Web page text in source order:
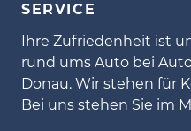
SERVICE
Ihre Zufriedenheit ist
rund ums Auto bei
Donau. Wir stehen für
Bei uns stehen Sie im